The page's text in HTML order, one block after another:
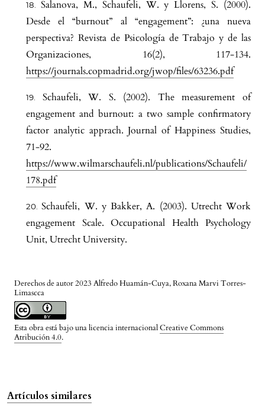
Derechos de autor 2023 Alfredo Huamán-Cuya, Roxana Marvi Torres-
Limascca
Esta obra está bajo una licencia internacionalCreative Commons
Atribución 4.0.
Salanova, M., Schaufeli, W. y Llorens, S. (2000).
Desde el “burnout” al “engagement”: ¿una nueva
perspectiva? Revista de Psicología de Trabajo y de las
Organizaciones, 16(2), 117-134.
https://journals.copmadrid.org/jwop/files/63236.pdf
Schaufeli, W. S. (2002). The measurement of
engagement and burnout: a two sample confirmatory
factor analytic apprach. Journal of Happiness Studies,
71-92.
https://www.wilmarschaufeli.nl/publications/Schaufeli/
178.pdf
Schaufeli, W. y Bakker, A. (2003). Utrecht Work
engagement Scale. Occupational Health Psychology
Unit, Utrecht University.
Artículos similares